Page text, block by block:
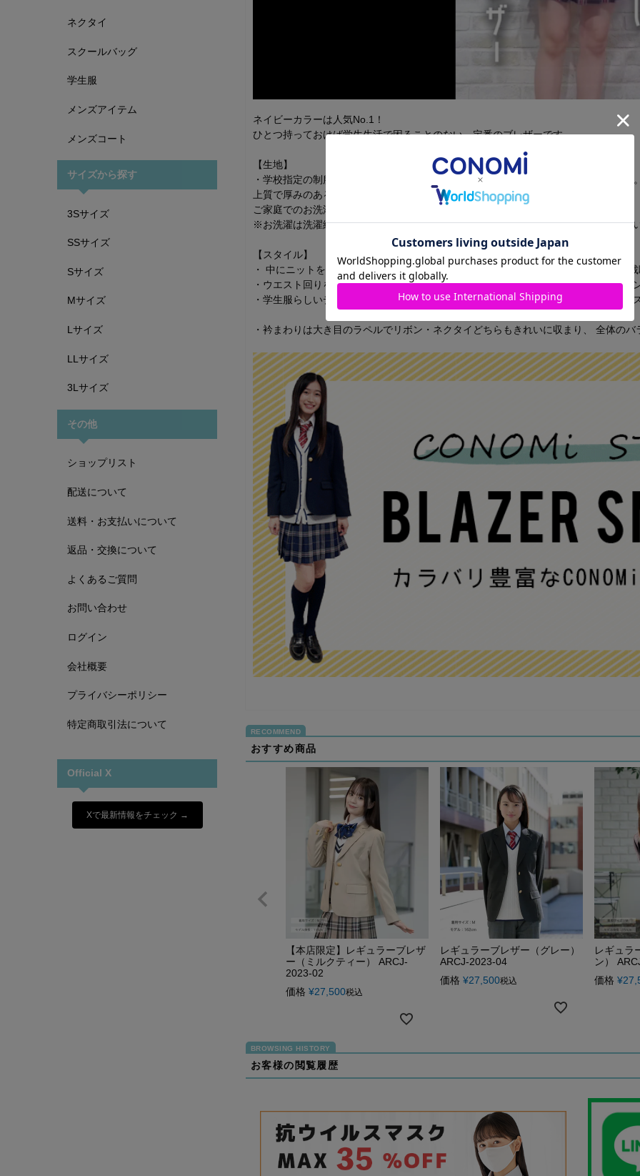
ネクタイ
スクールバッグ
学生服
メンズアイテム
メンズコート
サイズから探す
3Sサイズ
SSサイズ
Sサイズ
Mサイズ
Lサイズ
LLサイズ
3Lサイズ
その他
ショップリスト
配送について
送料・お支払いについて
返品・交換について
よくあるご質問
お問い合わせ
ログイン
会社概要
プライバシーポリシー
特定商取引法について
Official X
Xで最新情報をチェック →
ネイビーカラーは人気No.1！
ひとつ持っておけば学生生活で困ることのない、定番のブレザーです。
【生地】
・学校指定の制服にも採用実績のある、三年間安心のCONOMiオリジナル生地を使用
上質で厚みのあるブレザーは型崩れしにくく、 美しいシルエットを保ちます。
ご家庭でのお洗濯も可能なイージーケア性で、清潔な状態をキープ！
※お洗濯は洗濯絵表記をご確認のうえ。汚れの状態によりご判断ください。頻度が多
【スタイル】
・ 中にニットを着てももたつかないように設計した広めのアームホールなど、 立体
・ウエスト回りを絞るプリンセスラインにより、美しいシルエットとなるようデザイ
・学生服らしいデザインにこだわり、「定番」としてご利用いただけるベーシックな
・衿まわりは大き目のラペルでリボン・ネクタイどちらもきれいに収まり、 全体の
おすすめ商品
【本店限定】レギュラーブレザ
ー（ミルクティー） ARCJ-
2023-02
価格 ¥27,500税込
レギュラーブレザー（グレー）
ARCJ-2023-04
価格 ¥27,500税込
レギュラ
ン）
価格 ¥
お客様の閲覧履歴